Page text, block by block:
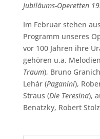
Jubiläums-Operetten
Im Februar stehen
Programm unseres
vor 100 Jahren ihre
gehören u.a.
Traum), Bruno
Lehár (Paganini),
Straus (Die Teresina),
Benatzky, Robert